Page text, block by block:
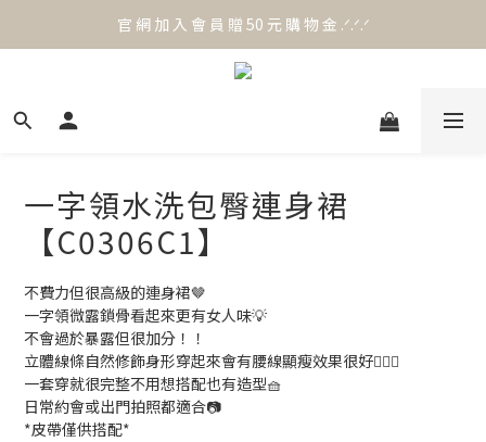
官 網 加 入 會 員 贈 50 元 購 物 金 .ᐟ.ᐟ.ᐟ
官 網 加 入 會 員 贈 50 元 購 物 金 .ᐟ.ᐟ.ᐟ
⟡.·*. 滿 NT.1000 免 運 費 ꔛ♡
一字領水洗包臀連身裙
【C0306C1】
不費力但很高級的連身裙🤎
一字領微露鎖骨看起來更有女人味💡
不會過於暴露但很加分！！
立體線條自然修飾身形穿起來會有腰線顯瘦效果很好🙆🏻‍♀️
一套穿就很完整不用想搭配也有造型🧺
日常約會或出門拍照都適合📷
*皮帶僅供搭配*